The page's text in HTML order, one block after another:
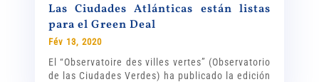
Las Ciudades Atlánticas están listas
para el Green Deal
Fév 13, 2020
El “Observatoire des villes vertes” (Observatorio
de las Ciudades Verdes) ha publicado la edición